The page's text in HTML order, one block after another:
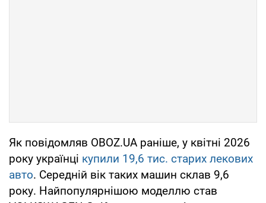
Як повідомляв OBOZ.UA раніше, у квітні 2026
року українці купили 19,6 тис. старих лекових
авто. Середній вік таких машин склав 9,6
року. Найпопулярнішою моделлю став